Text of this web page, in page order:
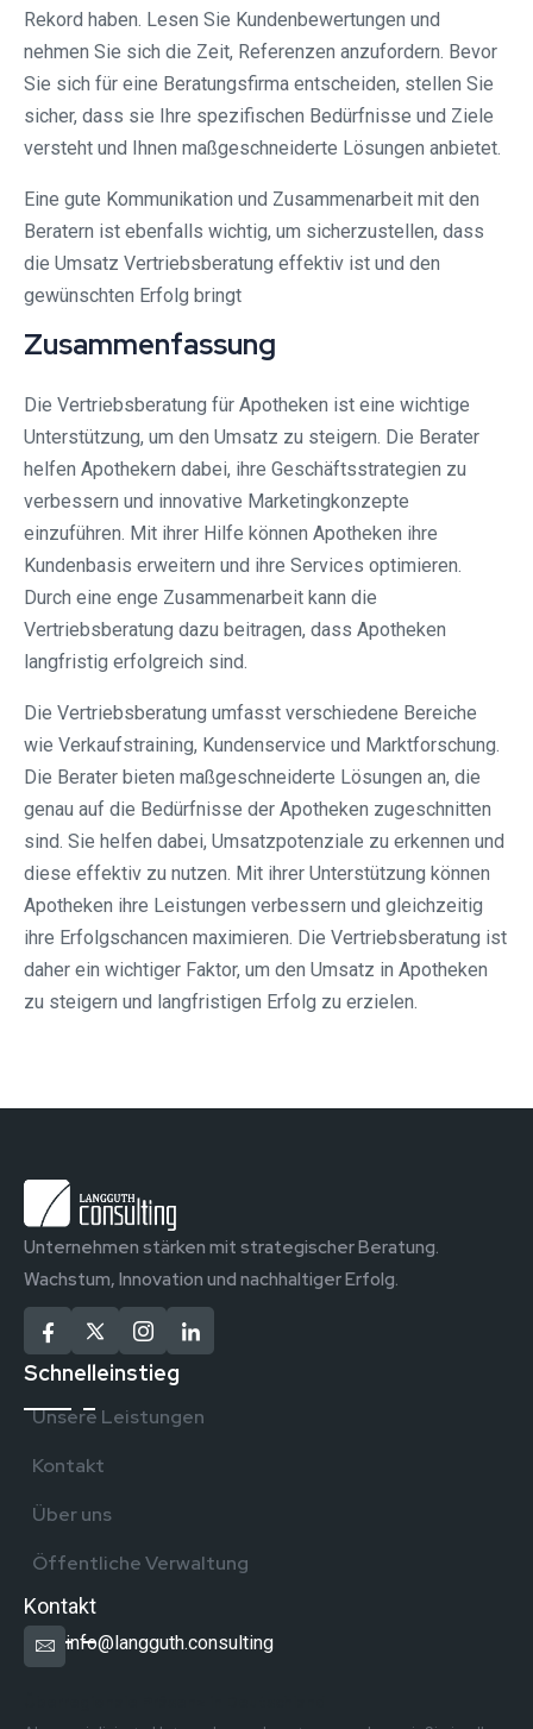
Rekord haben. Lesen Sie Kundenbewertungen und
nehmen Sie sich die Zeit, Referenzen anzufordern. Bevor
Sie sich für eine Beratungsfirma entscheiden, stellen Sie
sicher, dass sie Ihre spezifischen Bedürfnisse und Ziele
versteht und Ihnen maßgeschneiderte Lösungen anbietet.
Eine gute Kommunikation und Zusammenarbeit mit den
Beratern ist ebenfalls wichtig, um sicherzustellen, dass
die Umsatz Vertriebsberatung effektiv ist und den
gewünschten Erfolg bringt
Zusammenfassung
Die Vertriebsberatung für Apotheken ist eine wichtige
Unterstützung, um den Umsatz zu steigern. Die Berater
helfen Apothekern dabei, ihre Geschäftsstrategien zu
verbessern und innovative Marketingkonzepte
einzuführen. Mit ihrer Hilfe können Apotheken ihre
Kundenbasis erweitern und ihre Services optimieren.
Durch eine enge Zusammenarbeit kann die
Vertriebsberatung dazu beitragen, dass Apotheken
langfristig erfolgreich sind.
Die Vertriebsberatung umfasst verschiedene Bereiche
wie Verkaufstraining, Kundenservice und Marktforschung.
Die Berater bieten maßgeschneiderte Lösungen an, die
genau auf die Bedürfnisse der Apotheken zugeschnitten
sind. Sie helfen dabei, Umsatzpotenziale zu erkennen und
diese effektiv zu nutzen. Mit ihrer Unterstützung können
Apotheken ihre Leistungen verbessern und gleichzeitig
ihre Erfolgschancen maximieren. Die Vertriebsberatung ist
daher ein wichtiger Faktor, um den Umsatz in Apotheken
zu steigern und langfristigen Erfolg zu erzielen.
Unternehmen stärken mit strategischer Beratung.
Wachstum, Innovation und nachhaltiger Erfolg.
Schnelleinstieg
Unsere Leistungen
Kontakt
Über uns
Öffentliche Verwaltung
Kontakt
info@langguth.consulting